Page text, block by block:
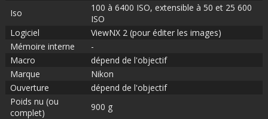
Iso
100 à 6400 ISO, extensible à 50 et 25 600
ISO
Logiciel
ViewNX 2 (pour éditer les images)
Mémoire interne
-
Macro
dépend de l'objectif
Marque
Nikon
Ouverture
dépend de l'objectif
Poids nu (ou
complet)
900 g